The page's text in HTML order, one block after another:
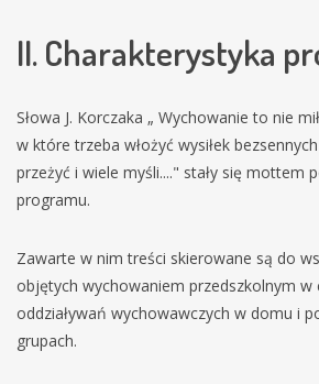
II. Charakterystyka
Słowa J. Korczaka „ Wychowanie to nie
w które trzeba włożyć wysiłek
przeżyć i wiele myśli...." stały się mottem
programu.
Zawarte w nim treści skierowane są do
objętych wychowaniem przedszkolnym w
oddziaływań wychowawczych w domu i
grupach.